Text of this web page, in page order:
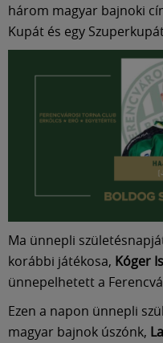
három magyar bajnoki
Kupát és egy
Ma ünnepli
korábbi játékosa, Kóger
ünnepelhetett a
Ezen a napon ünnepli
magyar bajnok úszónk,
Shop
Közösség
Múzeum